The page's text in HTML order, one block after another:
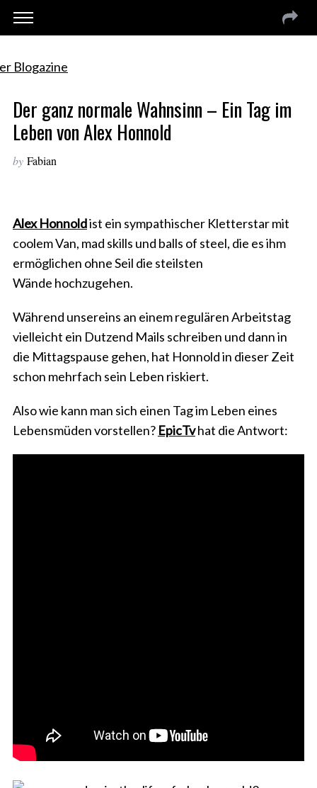
Der ganz normale Wahnsinn – Ein Tag im
Leben von Alex Honnold
by Fabian
Alex Honnoldist ein sympathischer Kletterstar mit
coolem Van, mad skills und balls of steel, die es ihm
ermöglichen ohne Seil die steilsten
Wände hochzugehen.
Während unsereins an einem regulären Arbeitstag
vielleicht ein Dutzend Mails schreiben und dann in
die Mittagspause gehen, hat Honnold in dieser Zeit
schon mehrfach sein Leben riskiert.
Also wie kann man sich einen Tag im Leben eines
Lebensmüden vorstellen? EpicTvhat die Antwort: